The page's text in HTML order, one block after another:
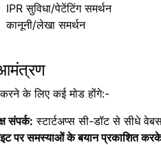
IPR सुविधा/पेटेंटिंग समर्थन
कानूनी/लेखा समर्थन
के लिए कई मोड होंगे:-
संपर्क: स्टार्टअप्स सी-डॉट से सीधे
पर समस्याओं के बयान प्रकाशित